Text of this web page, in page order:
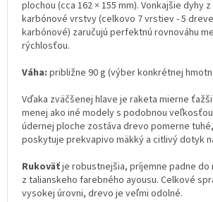
plochou (cca 162 × 155 mm). Vonkajšie dyhy
karbónové vrstvy (celkovo 7 vrstiev - 5
karbónové) zaručujú perfektnú rovnováhu
rýchlosťou.
Váha: približne 90 g (výber konkrétnej
Vďaka zväčšenej hlave je raketa mierne
menej ako iné modely s podobnou
údernej ploche zostáva drevo pomerne
poskytuje prekvapivo mäkký a citlivý dotyk
Rukoväťje robustnejšia, príjemne padne do
z talianskeho farebného ayousu. Celkové
vysokej úrovni, drevo je veľmi odolné.